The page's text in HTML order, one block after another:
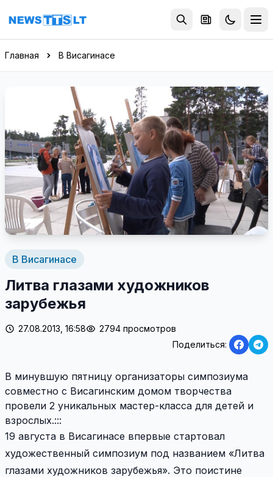
Перейти к содержимому
Главная В Висагинасе
В Висагинасе
Литва глазами художников
зарубежья
27.08.2013, 16:58
2794 просмотров
Поделиться:
В минувшую пятницу организаторы симпозиума
совместно с Висагинским домом творчества
провели 2 уникальных мастер-класса для детей и
взрослых.:::
19 августа в Висагинасе впервые стартовал
художественный симпозиум под названием «Литва
глазами художников зарубежья». Это поистине